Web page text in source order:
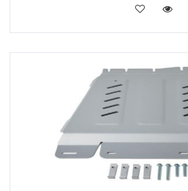
KOUPIT